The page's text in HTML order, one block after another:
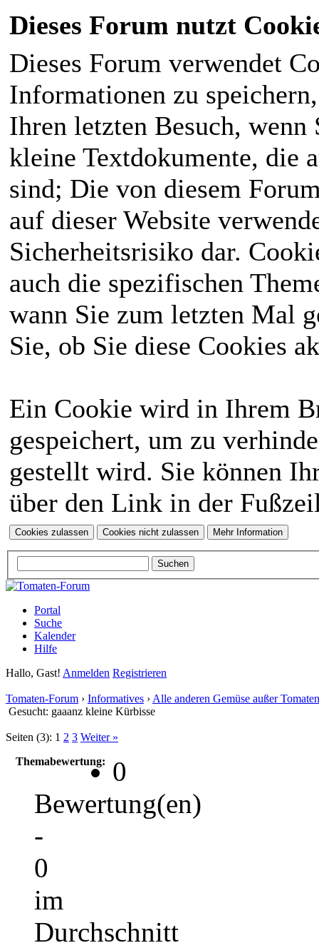
Dieses Forum nutzt
Dieses Forum verwendet
Informationen zu
Ihren letzten Besuch,
kleine Textdokumente, die
sind; Die von diesem
auf dieser Website
Sicherheitsrisiko dar.
auch die spezifischen
wann Sie zum letzten Mal
Sie, ob Sie diese Cookies
Ein Cookie wird in Ihrem
gespeichert, um zu
gestellt wird. Sie können
über den Link in der
Portal
Suche
Kalender
Hilfe
Hallo, Gast! Anmelden Registrieren
Tomaten-Forum › Informatives › Alle anderen Gemüse außer Tomaten
Gesucht: gaaanz kleine Kürbisse
Seiten (3): 1 2 3 Weiter »
Themabewertung:
0
Bewertung(en)
-
0
im
Durchschnitt